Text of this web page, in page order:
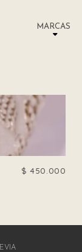
MARCAS
$ 450.000